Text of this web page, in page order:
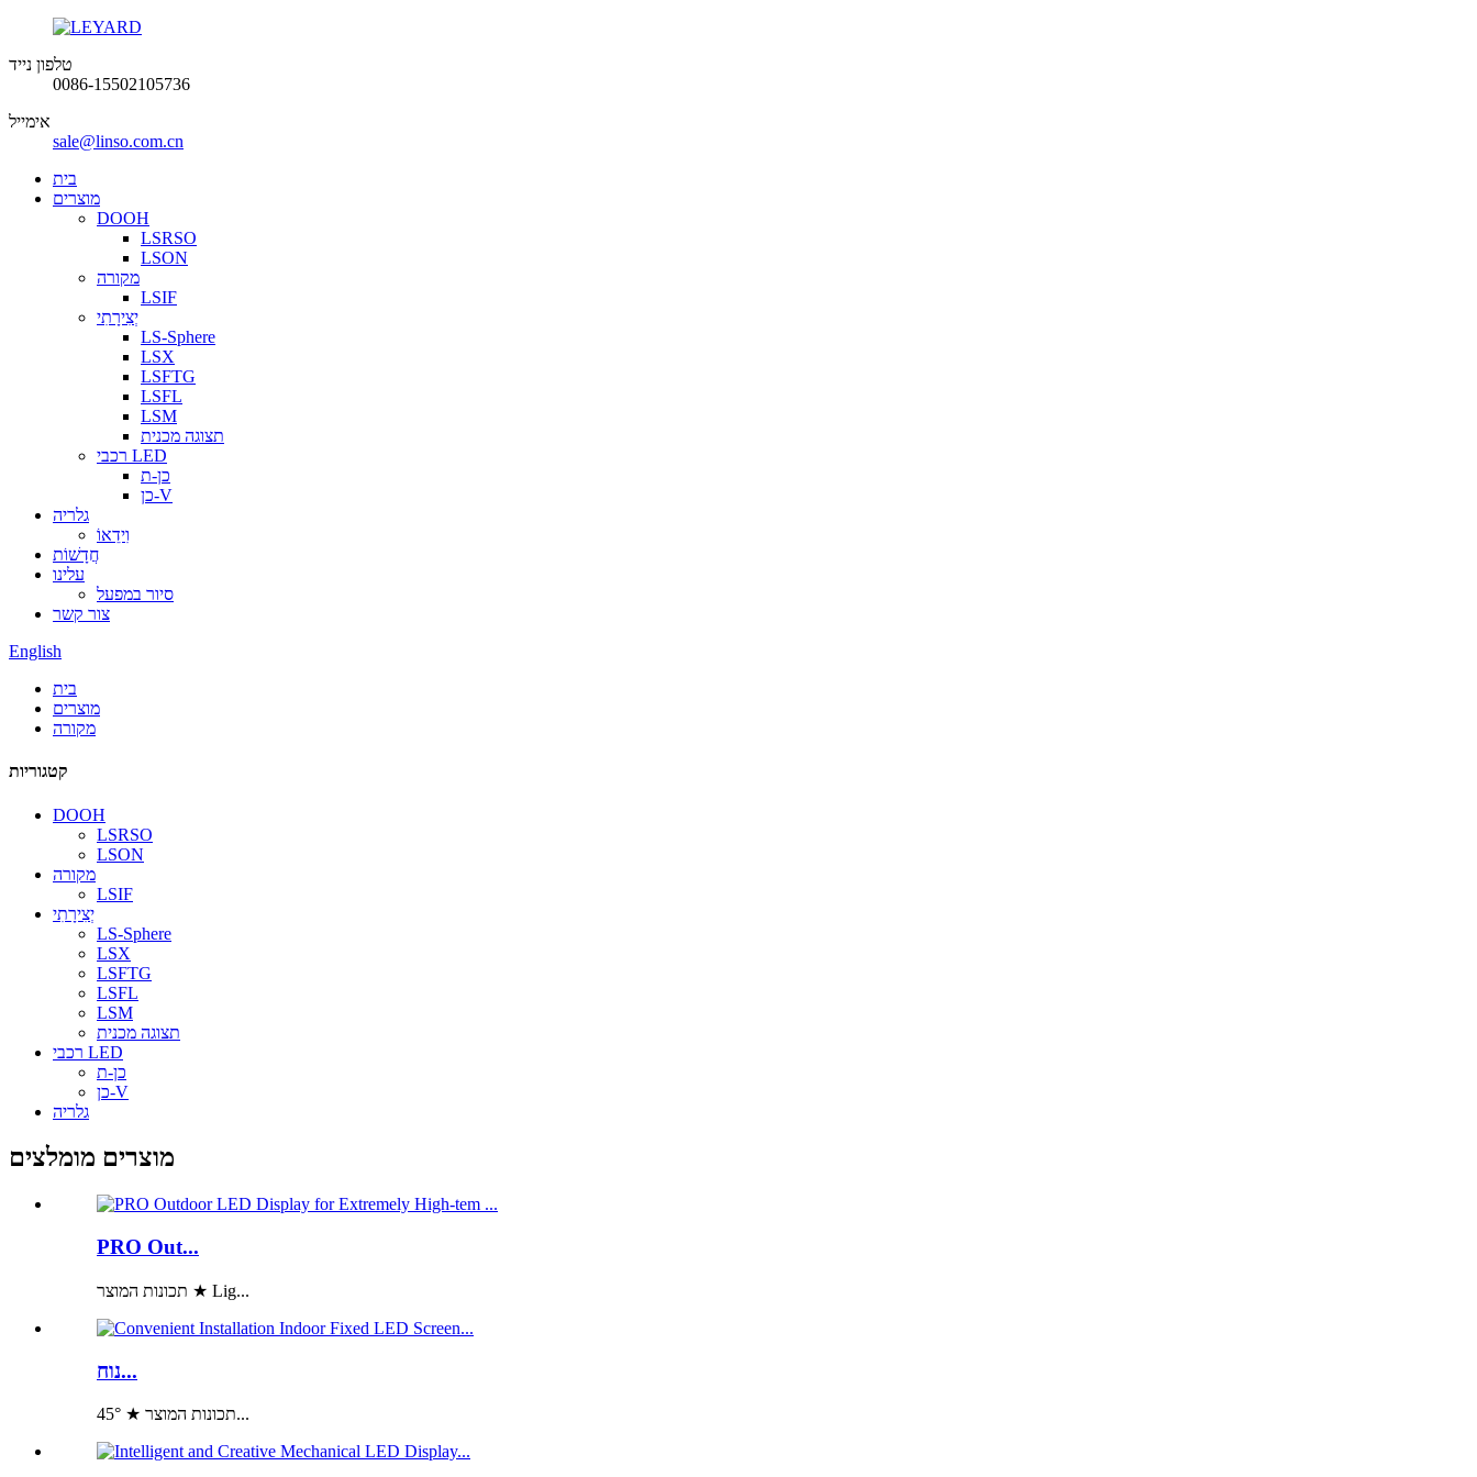
טלפון נייד
0086-15502105736
אימייל
sale@linso.com.cn
בית
מוצרים
DOOH
LSRSO
LSON
מקורה
LSIF
יְצִירָתִי
LS-Sphere
LSX
LSFTG
LSFL
LSM
תצוגה מכנית
רכבי LED
כן-ת
כן-V
גלריה
וִידֵאוֹ
חֲדָשׁוֹת
עלינו
סיור במפעל
צור קשר
English
בית
מוצרים
מקורה
קטגוריות
DOOH
LSRSO
LSON
מקורה
LSIF
יְצִירָתִי
LS-Sphere
LSX
LSFTG
LSFL
LSM
תצוגה מכנית
רכבי LED
כן-ת
כן-V
גלריה
מוצרים מומלצים
PRO Out...
תכונות המוצר ★ Lig...
נוח...
תכונות המוצר ★ 45°...